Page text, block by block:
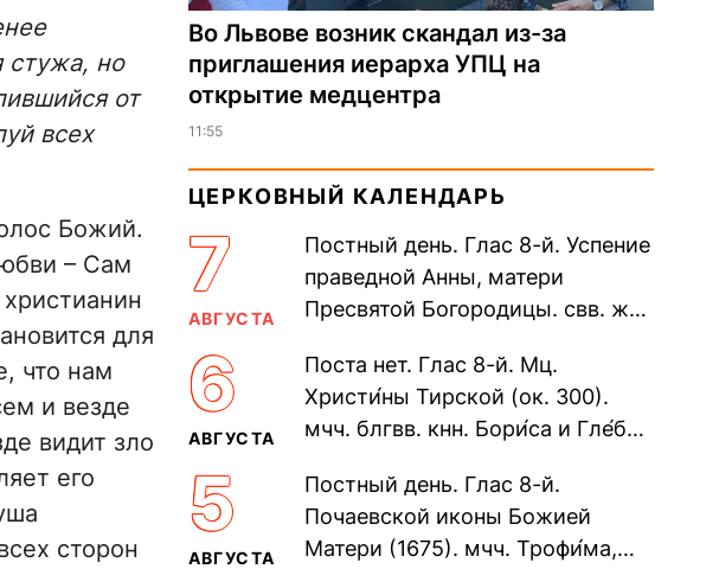
стужа, но
от
всех
Божий.
– Сам
для
что нам
и везде
видит зло
его
сторон
Во Львове возник скандал из-за
приглашения иерарха УПЦ на
открытие медцентра
11:55
ЦЕРКОВНЫЙ КАЛЕНДАРЬ
7
АВГУСТА
Постный день. Глас 8-й. Успение
праведной Анны, матери
Пресвятой Богородицы. свв. жен
прп. Евпракси́и девы,...
6
АВГУСТА
Поста нет. Глас 8-й. Мц.
Христи́ны Тирской (ок. 300).
мчч. блгвв. кнн. Бори́са и Гле́ба,
Дави́да (1015). Прп....
5
АВГУСТА
Постный день. Глас 8-й.
Почаевской иконы Божией
Матери (1675). мчч. Трофи́ма,